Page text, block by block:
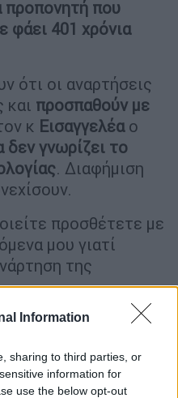
Information
sharing to third parties, or
information for
use the below opt-out
προπονητή που
φάει 401 χρόνια
ότι οι αναρτήσεις
και προσπαθούν με
κ Εισαγγελέαο
δεν γνωρίζει το
. Διαφήμιση
προσθέτετε με
μου γιατί
της